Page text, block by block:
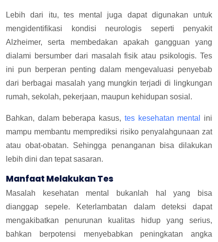
Lebih dari itu, tes mental juga dapat digunakan untuk
mengidentifikasi kondisi neurologis seperti penyakit
Alzheimer, serta membedakan apakah gangguan yang
dialami bersumber dari masalah fisik atau psikologis. Tes
ini pun berperan penting dalam mengevaluasi penyebab
dari berbagai masalah yang mungkin terjadi di lingkungan
rumah, sekolah, pekerjaan, maupun kehidupan sosial.
Bahkan, dalam beberapa kasus, tes kesehatan mental
ini
mampu membantu memprediksi risiko penyalahgunaan zat
atau obat-obatan. Sehingga penanganan bisa dilakukan
lebih dini dan tepat sasaran.
Manfaat Melakukan Tes
Masalah kesehatan mental bukanlah hal yang bisa
dianggap sepele. Keterlambatan dalam deteksi dapat
mengakibatkan penurunan kualitas hidup yang serius,
bahkan berpotensi menyebabkan peningkatan angka